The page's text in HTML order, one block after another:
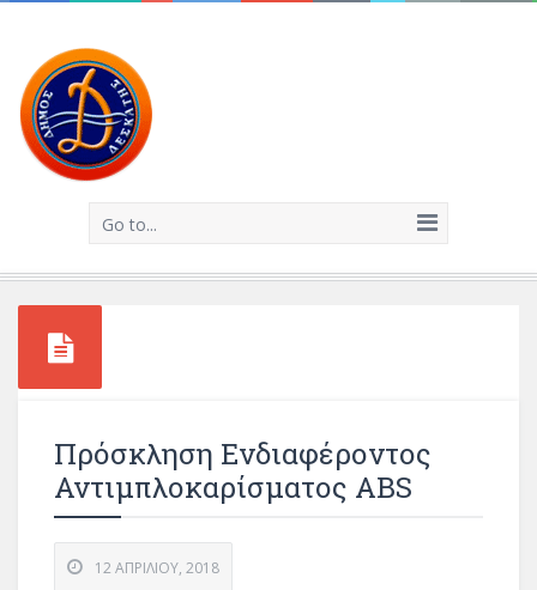
Go to...
Πρόσκληση Ενδιαφέροντος
Αντιμπλοκαρίσματος ABS
12 ΑΠΡΙΛΊΟΥ, 2018